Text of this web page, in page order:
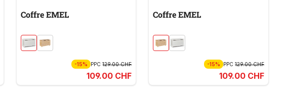
Coffre EMEL
-15% PPC129.00 CHF
109.00 CHF
Coffre EMEL
-15% PPC 129.00 CHF
109.00 CHF